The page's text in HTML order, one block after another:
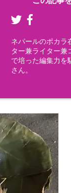
ネパールのポカラ
ター兼ライター
で培った編集力を
さん。